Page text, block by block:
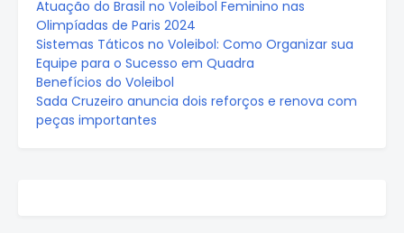
Atuação do Brasil no Voleibol Feminino nas
Olimpíadas de Paris 2024
Sistemas Táticos no Voleibol: Como Organizar sua
Equipe para o Sucesso em Quadra
Benefícios do Voleibol
Sada Cruzeiro anuncia dois reforços e renova com
peças importantes